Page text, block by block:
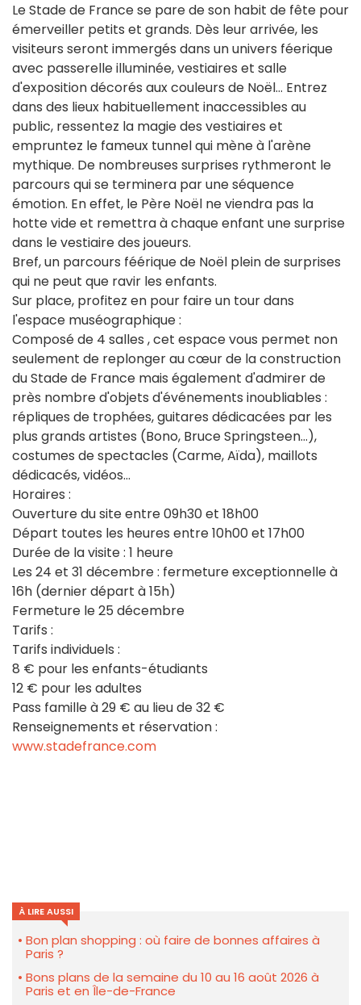
Le Stade de France se pare de son habit de fête pour
émerveiller petits et grands. Dès leur arrivée, les
visiteurs seront immergés dans un univers féerique
avec passerelle illuminée, vestiaires et salle
d'exposition décorés aux couleurs de Noël... Entrez
dans des lieux habituellement inaccessibles au
public, ressentez la magie des vestiaires et
empruntez le fameux tunnel qui mène à l'arène
mythique. De nombreuses surprises rythmeront le
parcours qui se terminera par une séquence
émotion. En effet, le Père Noël ne viendra pas la
hotte vide et remettra à chaque enfant une surprise
dans le vestiaire des joueurs.
Bref, un parcours féérique de Noël plein de surprises
qui ne peut que ravir les enfants.
Sur place, profitez en pour faire un tour dans
l'espace muséographique :
Composé de 4 salles , cet espace vous permet non
seulement de replonger au cœur de la construction
du Stade de France mais également d'admirer de
près nombre d'objets d'événements inoubliables :
répliques de trophées, guitares dédicacées par les
plus grands artistes (Bono, Bruce Springsteen...),
costumes de spectacles (Carme, Aïda), maillots
dédicacés, vidéos...
Horaires :
Ouverture du site entre 09h30 et 18h00
Départ toutes les heures entre 10h00 et 17h00
Durée de la visite : 1 heure
Les 24 et 31 décembre : fermeture exceptionnelle à
16h (dernier départ à 15h)
Fermeture le 25 décembre
Tarifs :
Tarifs individuels :
8 € pour les enfants-étudiants
12 € pour les adultes
Pass famille à 29 € au lieu de 32 €
Renseignements et réservation :
www.stadefrance.com
À LIRE AUSSI
Bon plan shopping : où faire de bonnes affaires à
Paris ?
Bons plans de la semaine du 10 au 16 août 2026 à
Paris et en Île-de-France